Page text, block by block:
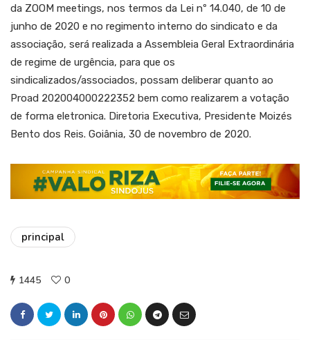
da ZOOM meetings, nos termos da Lei nº 14.040, de 10 de
junho de 2020 e no regimento interno do sindicato e da
associação, será realizada a Assembleia Geral Extraordinária
de regime de urgência, para que os
sindicalizados/associados, possam deliberar quanto ao
Proad 202004000222352 bem como realizarem a votação
de forma eletronica. Diretoria Executiva, Presidente Moizés
Bento dos Reis. Goiânia, 30 de novembro de 2020.
principal
1445 0